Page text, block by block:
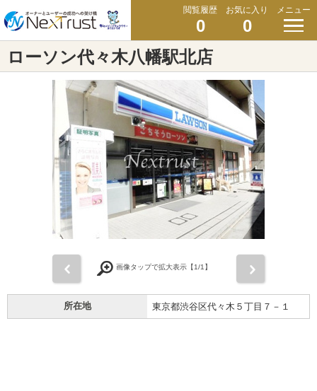
閲覧履歴
0
お気に入り
0
メニュー
ローソン代々木八幡駅北店
画像タップで拡大表示【1/1】
所在地 東京都渋谷区代々木５丁目７－１